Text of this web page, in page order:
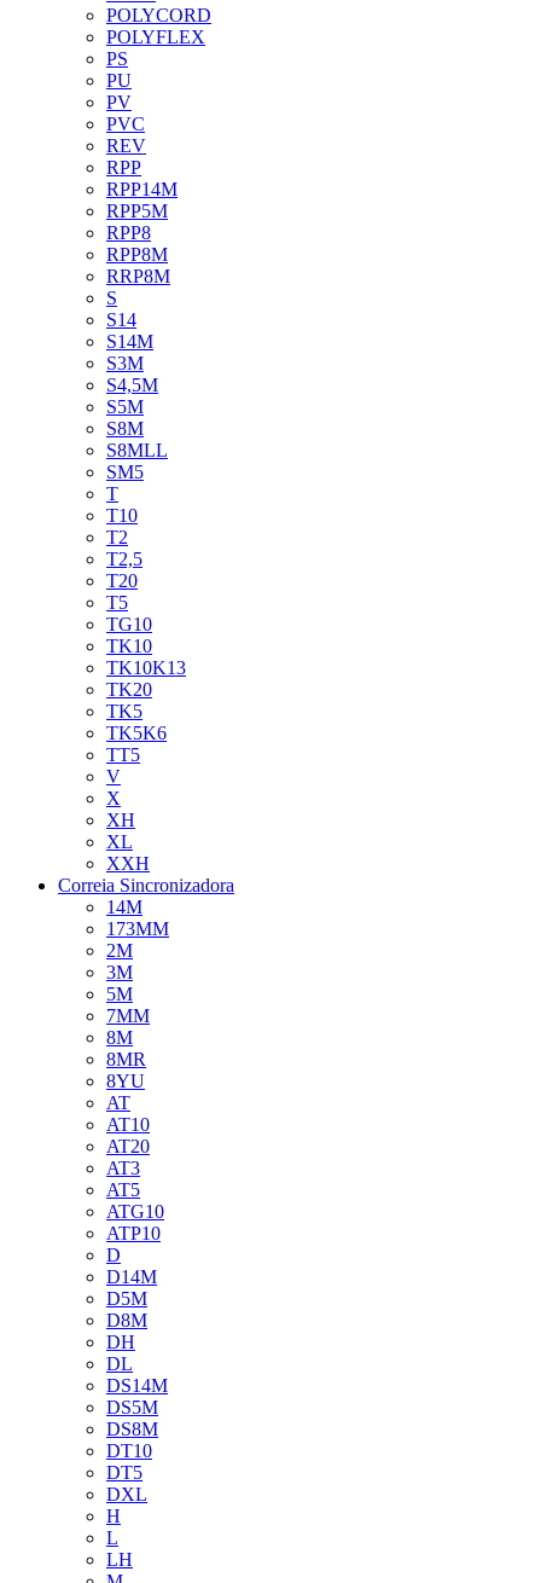
POLYCORD
POLYFLEX
PS
PU
PV
PVC
REV
RPP
RPP14M
RPP5M
RPP8
RPP8M
RRP8M
S
S14
S14M
S3M
S4,5M
S5M
S8M
S8MLL
SM5
T
T10
T2
T2,5
T20
T5
TG10
TK10
TK10K13
TK20
TK5
TK5K6
TT5
V
X
XH
XL
XXH
Correia Sincronizadora
14M
173MM
2M
3M
5M
7MM
8M
8MR
8YU
AT
AT10
AT20
AT3
AT5
ATG10
ATP10
D
D14M
D5M
D8M
DH
DL
DS14M
DS5M
DS8M
DT10
DT5
DXL
H
L
LH